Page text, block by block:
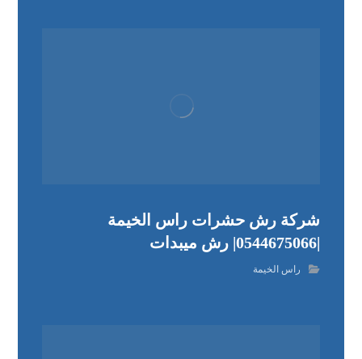
شركة رش حشرات راس الخيمة
|0544675066| رش ميبدات
راس الخيمة